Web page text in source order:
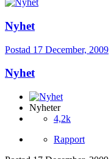
Nyhet
Postad 17 December, 2009
Nyhet
Nyheter
4,2k
Rapport